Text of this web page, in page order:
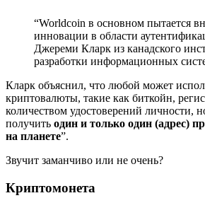
“Worldcoin в основном пытается
инновации в области
Джереми Кларк из канадского
разработки информационных
Кларк объяснил, что любой может
криптовалюты, такие как биткойн,
количеством удостоверений личности,
получить один и только один (адрес)
на планете”.
Звучит заманчиво или не очень?
Криптомонета